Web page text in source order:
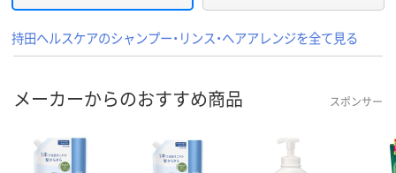
持田ヘルスケアのシャンプー・リンス・ヘアアレンジを全て見る
メーカーからのおすすめ商品 スポンサー